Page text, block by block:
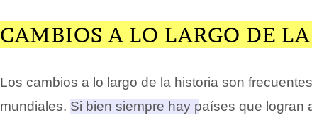
CAMBIOS A LO LARGO DE
Los cambios a lo largo de la historia son
mundiales. Si bien siempre hay países que logran